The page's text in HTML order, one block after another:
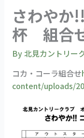
さわやか
杯 組合
By北見カントリー
コカ・コーラ組合せ
content/uploads/